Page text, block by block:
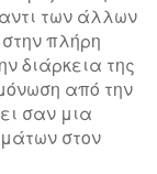
των άλλων
πλήρη
διάρκεια της
από την
σαν μια
στον